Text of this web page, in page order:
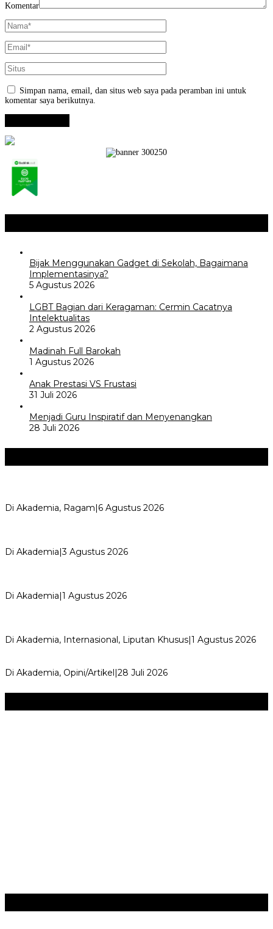
Komentar
Simpan nama, email, dan situs web saya pada peramban ini untuk
komentar saya berikutnya.
Bijak Menggunakan Gadget di Sekolah, Bagaimana
Implementasinya?
5 Agustus 2026
LGBT Bagian dari Keragaman: Cermin Cacatnya
Intelektualitas
2 Agustus 2026
Madinah Full Barokah
1 Agustus 2026
Anak Prestasi VS Frustasi
31 Juli 2026
Menjadi Guru Inspiratif dan Menyenangkan
28 Juli 2026
Di Akademia, Ragam|6 Agustus 2026
Di Akademia|3 Agustus 2026
Di Akademia|1 Agustus 2026
Di Akademia, Internasional, Liputan Khusus|1 Agustus 2026
Di Akademia, Opini/Artikel|28 Juli 2026